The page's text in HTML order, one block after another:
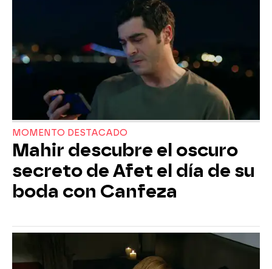
MOMENTO DESTACADO
Mahir descubre el oscuro
secreto de Afet el día de su
boda con Canfeza